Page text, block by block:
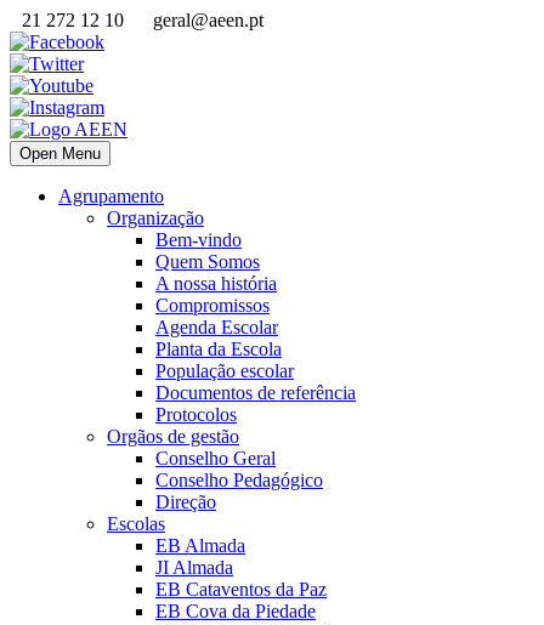
21 272 12 10 geral@aeen.pt
Open Menu
Agrupamento
Organização
Bem-vindo
Quem Somos
A nossa história
Compromissos
Agenda Escolar
Planta da Escola
População escolar
Documentos de referência
Protocolos
Orgãos de gestão
Conselho Geral
Conselho Pedagógico
Direção
Escolas
EB Almada
JI Almada
EB Cataventos da Paz
EB Cova da Piedade